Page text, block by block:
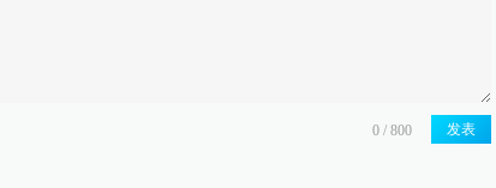
发表